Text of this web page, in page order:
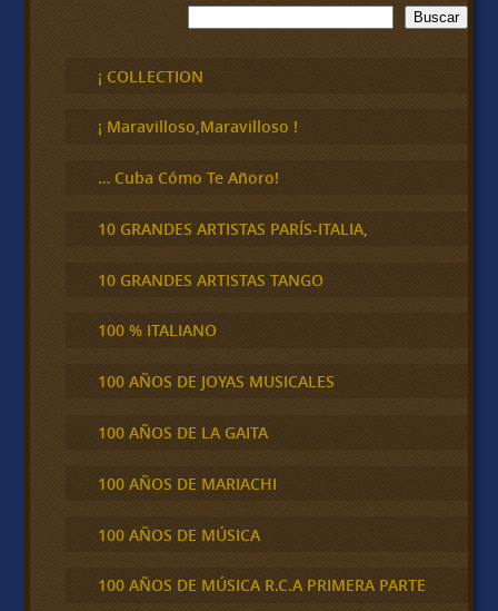
B
u
c
a
Buscar
¡ COLLECTION
¡ Maravilloso,Maravilloso !
… Cuba Cómo Te Añoro!
10 GRANDES ARTISTAS PARÍS-ITALIA,
10 GRANDES ARTISTAS TANGO
100 % ITALIANO
100 AÑOS DE JOYAS MUSICALES
100 AÑOS DE LA GAITA
100 AÑOS DE MARIACHI
100 AÑOS DE MÚSICA
100 AÑOS DE MÚSICA R.C.A PRIMERA PARTE